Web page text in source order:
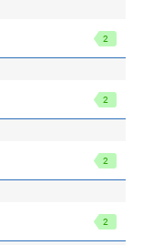
2
2
2
2